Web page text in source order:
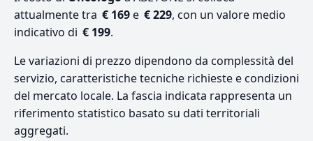
attualmente tra € 169e € 229, con un valore medio
indicativo di € 199.
Le variazioni di prezzo dipendono da complessità del
servizio, caratteristiche tecniche richieste e condizioni
del mercato locale. La fascia indicata rappresenta un
riferimento statistico basato su dati territoriali
aggregati.